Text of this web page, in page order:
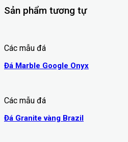
Sản phẩm tương tự
Các mẫu đá
Đá Marble Google Onyx
Các mẫu đá
Đá Granite vàng Brazil